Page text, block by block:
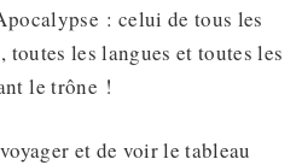
: celui de tous les
les langues et toutes les
le trône !
et de voir le tableau